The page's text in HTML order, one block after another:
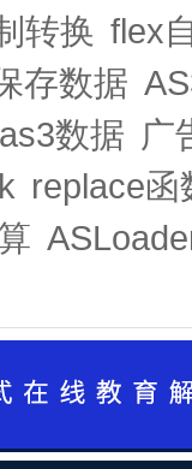
转换 flex
存数据
as3数据 广
replace函